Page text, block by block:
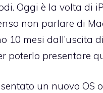
Oggi è la volta di
non parlare di
mesi dall’uscita
poterlo presentare
un nuovo OS